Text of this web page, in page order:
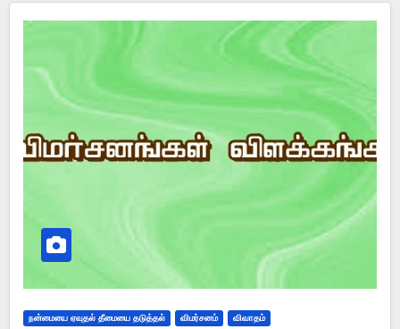
நன்மையை ஏவுதல் தீமையை தடுத்தல் விமர்சனம் விவாதம்